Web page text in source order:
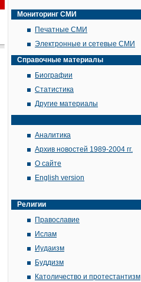
Мониторинг СМИ
Печатные СМИ
Электронные и сетевые СМИ
Справочные материалы
Биографии
Статистика
Другие материалы
Аналитика
Архив новостей 1989-2004 гг.
О сайте
English version
Религии
Православие
Ислам
Иудаизм
Буддизм
Католичество и протестантизм